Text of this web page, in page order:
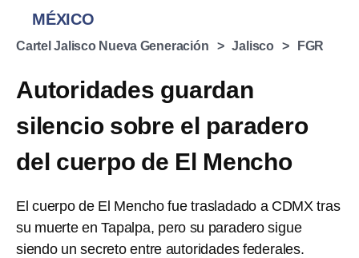
MÉXICO
Cartel Jalisco Nueva Generación Jalisco FGR
Autoridades guardan
silencio sobre el paradero
del cuerpo de El Mencho
El cuerpo de El Mencho fue trasladado a CDMX tras
su muerte en Tapalpa, pero su paradero sigue
siendo un secreto entre autoridades federales.